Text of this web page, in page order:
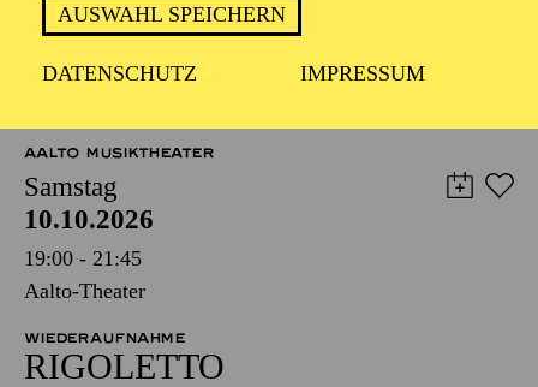
AUSWAHL SPEICHERN
DATENSCHUTZ IMPRESSUM
TERMINE UND TICKETS
AALTO MUSIKTHEATER
Samstag
10.10.2026
19:00 - 21:45
Aalto-Theater
WIEDERAUFNAHME
RIGO­LETTO